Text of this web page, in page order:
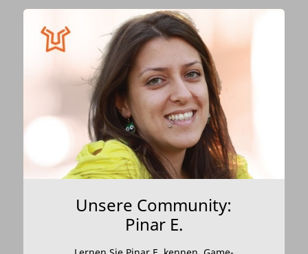
Unsere Community:
Pinar E.